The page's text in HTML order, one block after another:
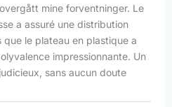
mine forventninger. Le
a assuré une distribution
que le plateau en plastique a
impressionnante. Un
sans aucun doute